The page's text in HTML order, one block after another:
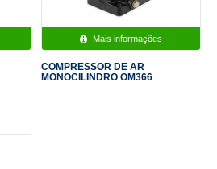
Mais informações
COMPRESSOR DE AR
MONOCILINDRO OM366